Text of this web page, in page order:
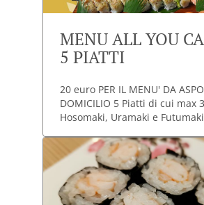
MENU ALL YOU
5 PIATTI
20 euro PER IL MENU' DA
DOMICILIO 5 Piatti di cui max
Hosomaki, Uramaki e Futumaki